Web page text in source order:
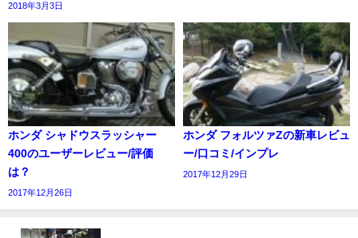
2018年3月3日
ホンダ シャドウスラッシャー
400のユーザーレビュー/評価
は？
2017年12月26日
ホンダ フォルツァZの新車レビュ
ー/口コミ/インプレ
2017年12月29日